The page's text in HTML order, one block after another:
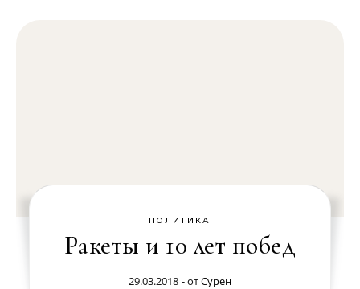
ПОЛИТИКА
Ракеты и 10 лет побед
29.03.2018 - отСурен